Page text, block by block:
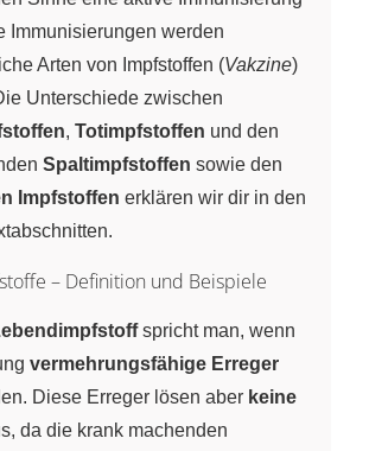
Immunisierungen werden
Arten von Impfstoffen (Vakzine)
Unterschiede zwischen
, Totimpfstoffen und den
Spaltimpfstoffen sowie den
Impfstoffen erklären wir dir in den
– Definition und Beispiele
spricht man, wenn
vermehrungsfähige Erreger
Diese Erreger lösen aber keine
da die krank machenden